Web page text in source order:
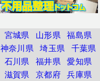
宮城県 山形県 福島県
神奈川県 埼玉県 千葉県
石川県 福井県 愛知県
滋賀県 京都府 兵庫県